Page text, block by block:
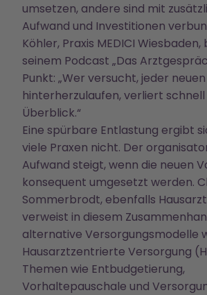
umsetzen, andere sind mit
Aufwand und Investitionen
Köhler, Praxis MEDICI
seinem Podcast „Das
Punkt: „Wer versucht, jeder
hinterherzulaufen, verliert schnell
Überblick.“
Eine spürbare Entlastung ergibt
viele Praxen nicht. Der
Aufwand steigt, wenn die neuen
konsequent umgesetzt werden.
Sommerbrodt, ebenfalls
verweist in diesem
alternative Versorgungsmodelle
Hausarztzentrierte Versorgung
Themen wie Entbudgetierung,
Vorhaltepauschale und